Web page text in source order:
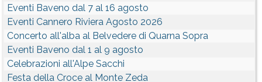
Eventi Baveno dal 7 al 16 agosto
Eventi Cannero Riviera Agosto 2026
Concerto all'alba al Belvedere di Quarna Sopra
Eventi Baveno dal 1 al 9 agosto
Celebrazioni all'Alpe Sacchi
Festa della Croce al Monte Zeda